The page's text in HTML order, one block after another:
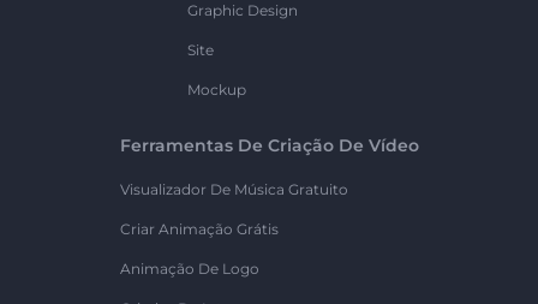
Graphic Design
Site
Mockup
Ferramentas De Criação De Vídeo
Visualizador De Música Gratuito
Criar Animação Grátis
Animação De Logo